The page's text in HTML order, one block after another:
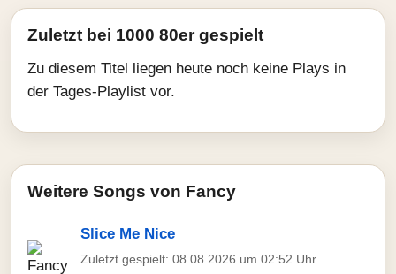
Zuletzt bei 1000 80er gespielt
Zu diesem Titel liegen heute noch keine Plays in
der Tages-Playlist vor.
Weitere Songs von Fancy
Slice Me Nice
Zuletzt gespielt: 08.08.2026 um 02:52 Uhr